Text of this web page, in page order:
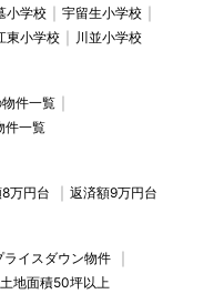
小学校
宇留生小学校
東小学校 川並小学校
件一覧
件一覧
万円台 返済額9万円台
ライスダウン物件
土地面積50坪以上